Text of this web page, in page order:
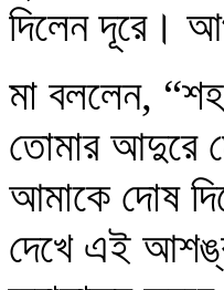
দিলেন দূরে।
মা বললেন,
তোমার আদুরে
আমাকে দোষ
দেখে এই